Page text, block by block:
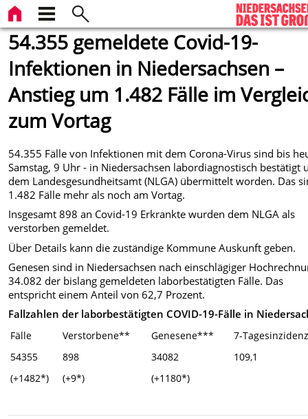
54.355 gemeldete Covid-19-
Infektionen in Niedersachsen –
Anstieg um 1.482 Fälle im
zum Vortag
54.355 Fälle von Infektionen mit dem Corona-Virus sind bis
Samstag, 9 Uhr - in Niedersachsen labordiagnostisch bestätigt
dem Landesgesundheitsamt (NLGA) übermittelt worden. Das
1.482 Fälle mehr als noch am Vortag.
Insgesamt 898 an Covid-19 Erkrankte wurden dem NLGA als
verstorben gemeldet.
Über Details kann die zuständige Kommune Auskunft geben.
Genesen sind in Niedersachsen nach einschlägiger
34.082 der bislang gemeldeten laborbestätigten Fälle. Das
entspricht einem Anteil von 62,7 Prozent.
Fallzahlen der laborbestätigten COVID-19-Fälle in
Fälle Verstorbene** Genesene***
7-
54355
898 34082
109,1
(+1482*)
(+9*) (+1180*)